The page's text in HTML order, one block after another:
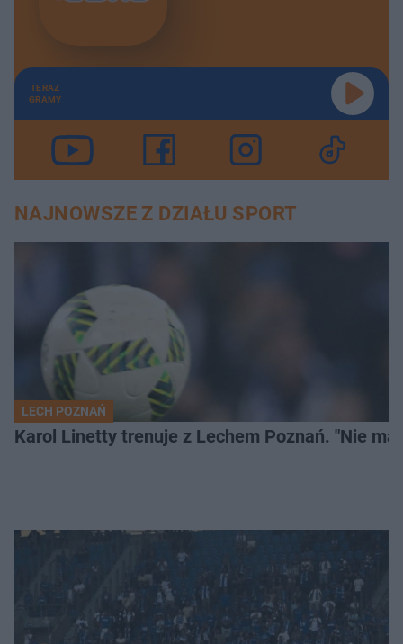
TERAZ
GRAMY
NAJNOWSZE Z DZIAŁU SPORT
LECH POZNAŃ
Karol Linetty trenuje z Lechem Poznań. "Nie ma